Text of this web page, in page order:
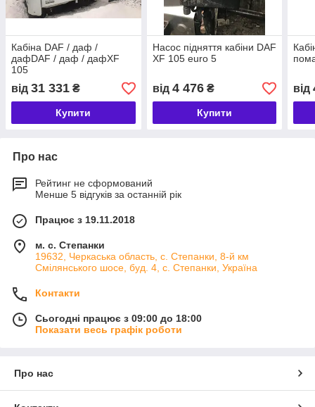
Кабіна DAF / даф /
дафDAF / даф / дафXF
105
від 31 331 ₴
Купити
Насос підняття кабіни DAF
XF 105 euro 5
від 4 476₴
Купити
від
Про нас
Рейтинг не сформований
Менше 5 відгуків за останній рік
Працює з 19.11.2018
м. с. Степанки
19632, Черкаська область, с. Степанки, 8-й км
Смілянського шосе, буд. 4, с. Степанки, Україна
Контакти
Сьогодні працює з 09:00 до 18:00
Показати весь графік роботи
Про нас